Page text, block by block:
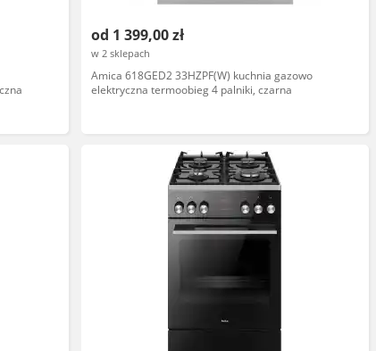
od 1 399,00 zł
w 2 sklepach
Amica 618GED2 33HZPF(W) kuchnia gazowo
elektryczna termoobieg 4 palniki, czarna